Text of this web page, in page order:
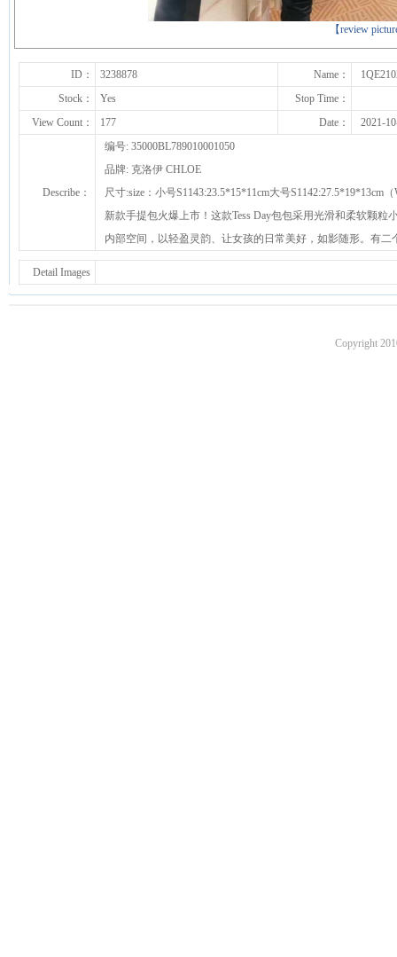
【review
ID： 3238878 Name：
Stock：
Yes
Stop Time：
View Count：
177 Date： 2021-
Describe：
编号: 35000BL789010001050
品牌: 克洛伊 CHLOE
尺寸:size：小号S1143:23.5*15*11cm大号S1142:27.5*19*13cm
新款手提包火爆上市！这款Tess Day包包采用光滑和柔软颗
内部空间，以轻盈灵韵、让女孩的日常美好，如影随形。有
Detail Images
Copyright